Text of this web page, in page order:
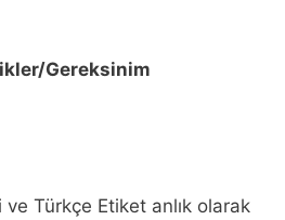
Gereksinim
ve Türkçe Etiket anlık olarak